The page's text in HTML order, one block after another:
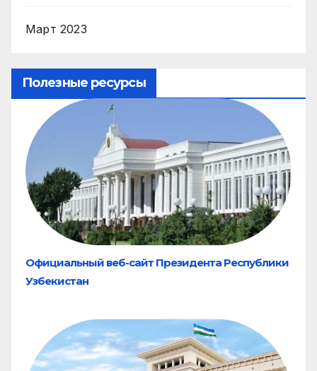
Март 2023
Полезные ресурсы
Официальный веб-сайт Президента Республики
Узбекистан